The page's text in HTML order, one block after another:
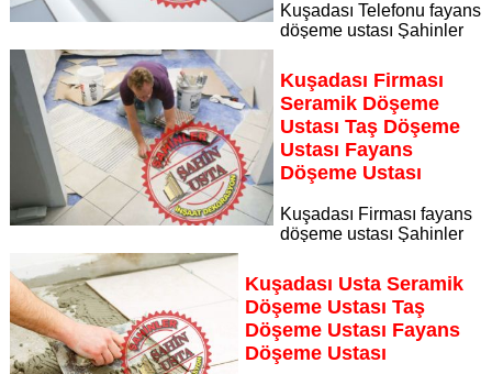
Kuşadası Telefonu fayans
döşeme ustası Şahinler
İnşaat Dekorasyon, zeminlerinizi sanat eseri gibi işleyen
uzman kadrosuyla Kuşadası Telefonu bölgesine özel hizmet
sunuyor
Sayfaya Git
Kuşadası Firması
Seramik Döşeme
Ustası Taş Döşeme
Ustası Fayans
Döşeme Ustası
Kuşadası Firması fayans
döşeme ustası Şahinler
İnşaat Dekorasyon, zeminlerinizi sanat eseri gibi işleyen
uzman kadrosuyla Kuşadası Firması bölgesine özel hizmet
sunuyor
Sayfaya Git
Kuşadası Usta Seramik
Döşeme Ustası Taş
Döşeme Ustası Fayans
Döşeme Ustası